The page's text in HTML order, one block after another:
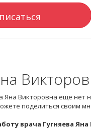
Яна Викторовна еще
поделиться своим
врача Гугняева